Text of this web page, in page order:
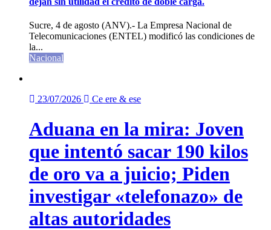
Sucre, 4 de agosto (ANV).- La Empresa Nacional de
Telecomunicaciones (ENTEL) modificó las condiciones de
la...
Nacional
23/07/2026 Ce ere & ese
Aduana en la mira: Joven
que intentó sacar 190 kilos
de oro va a juicio; Piden
investigar «telefonazo» de
altas autoridades